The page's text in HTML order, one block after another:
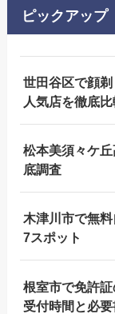
ピックアップ
世田谷区で顔
人気店を徹底
松本美須々ケ
底調査
木津川市で無
7スポット
根室市で免許
受付時間と必